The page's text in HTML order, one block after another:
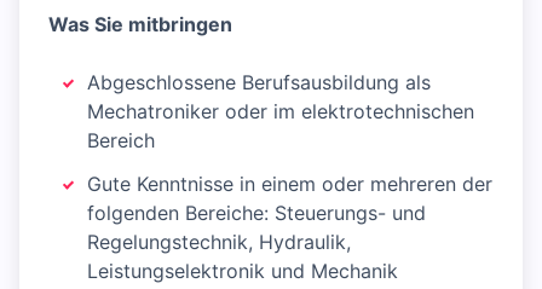
Was Sie mitbringen
Abgeschlossene Berufsausbildung als
Mechatroniker oder im elektrotechnischen
Bereich
Gute Kenntnisse in einem oder mehreren der
folgenden Bereiche: Steuerungs- und
Regelungstechnik, Hydraulik,
Leistungselektronik und Mechanik